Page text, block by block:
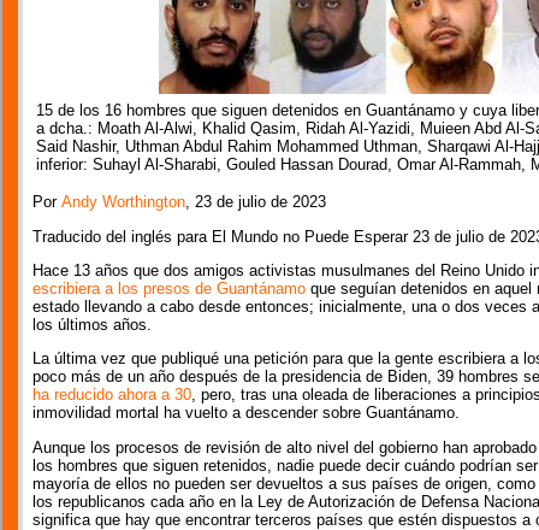
15 de los 16 hombres que siguen detenidos en Guantánamo y cuya
a dcha.: Moath Al-Alwi, Khalid Qasim, Ridah Al-Yazidi, Muieen Abd Al-
Said Nashir, Uthman Abdul Rahim Mohammed Uthman, Sharqawi Al-
inferior: Suhayl Al-Sharabi, Gouled Hassan Dourad, Omar Al-Rammah,
Por Andy Worthington, 23 de julio de 2023
Traducido del inglés para El Mundo no Puede Esperar 23 de julio de
Hace 13 años que dos amigos activistas musulmanes del Reino Unido
escribiera a los presos de Guantánamo que seguían detenidos en
estado llevando a cabo desde entonces; inicialmente, una o dos veces
los últimos años.
La última vez que publiqué una petición para que la gente escribiera a
poco más de un año después de la presidencia de Biden, 39 hombres
ha reducido ahora a 30, pero, tras una oleada de liberaciones a
inmovilidad mortal ha vuelto a descender sobre Guantánamo.
Aunque los procesos de revisión de alto nivel del gobierno han
los hombres que siguen retenidos, nadie puede decir cuándo podrían
mayoría de ellos no pueden ser devueltos a sus países de origen,
los republicanos cada año en la Ley de Autorización de Defensa
significa que hay que encontrar terceros países que estén dispuestos a